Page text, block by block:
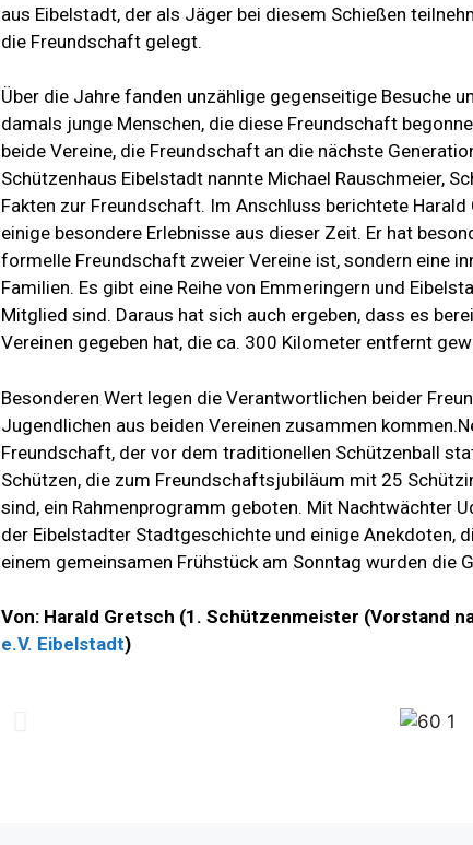
aus Eibelstadt, der als Jäger bei diesem Schießen
die Freundschaft gelegt.
Über die Jahre fanden unzählige gegenseitige Besuche
damals junge Menschen, die diese Freundschaft
beide Vereine, die Freundschaft an die nächste
Schützenhaus Eibelstadt nannte Michael Rauschmeier,
Fakten zur Freundschaft. Im Anschluss berichtete
einige besondere Erlebnisse aus dieser Zeit. Er hat
formelle Freundschaft zweier Vereine ist, sondern eine
Familien. Es gibt eine Reihe von Emmeringern und
Mitglied sind. Daraus hat sich auch ergeben, dass es
Vereinen gegeben hat, die ca. 300 Kilometer entfernt
Besonderen Wert legen die Verantwortlichen beider
Jugendlichen aus beiden Vereinen zusammen
Freundschaft, der vor dem traditionellen Schützenball
Schützen, die zum Freundschaftsjubiläum mit 25
sind, ein Rahmenprogramm geboten. Mit Nachtwächter
der Eibelstadter Stadtgeschichte und einige Anekdoten,
einem gemeinsamen Frühstück am Sonntag wurden die
Von: Harald Gretsch (1. Schützenmeister (Vorstand
e.V. Eibelstadt)